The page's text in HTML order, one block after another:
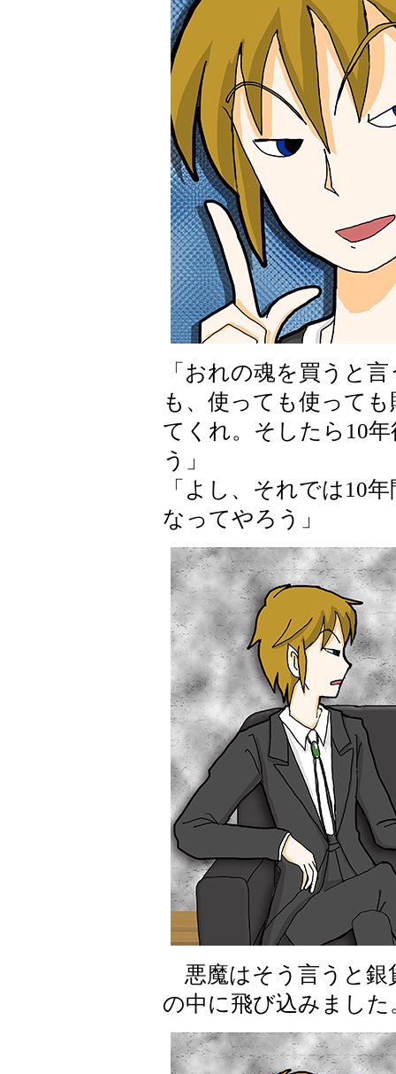
「おれの魂を買うと
も、使っても使って
てくれ。そしたら10
う」
「よし、それでは10
なってやろう」
悪魔はそう言うと銀
の中に飛び込みました